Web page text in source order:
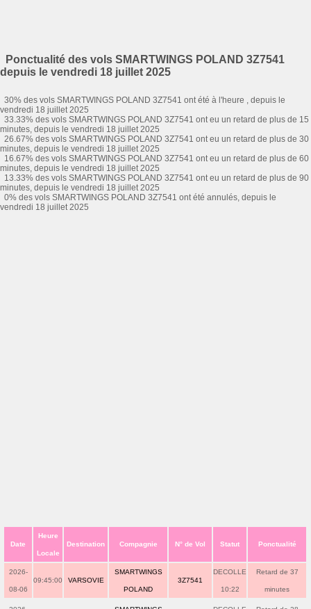
Ponctualité des vols SMARTWINGS POLAND 3Z7541
depuis le vendredi 18 juillet 2025
30% des vols SMARTWINGS POLAND 3Z7541 ont été à l'heure , depuis le
vendredi 18 juillet 2025
33.33% des vols SMARTWINGS POLAND 3Z7541 ont eu un retard de plus de 15
minutes, depuis le vendredi 18 juillet 2025
26.67% des vols SMARTWINGS POLAND 3Z7541 ont eu un retard de plus de 30
minutes, depuis le vendredi 18 juillet 2025
16.67% des vols SMARTWINGS POLAND 3Z7541 ont eu un retard de plus de 60
minutes, depuis le vendredi 18 juillet 2025
13.33% des vols SMARTWINGS POLAND 3Z7541 ont eu un retard de plus de 90
minutes, depuis le vendredi 18 juillet 2025
0% des vols SMARTWINGS POLAND 3Z7541 ont été annulés, depuis le
vendredi 18 juillet 2025
Date
Heure
Locale
Destination Compagnie N° de Vol Statut Ponctualité
2026-
08-06
09:45:00 VARSOVIE
SMARTWINGS
POLAND
3Z7541
DECOLLE
10:22
Retard de 37
minutes